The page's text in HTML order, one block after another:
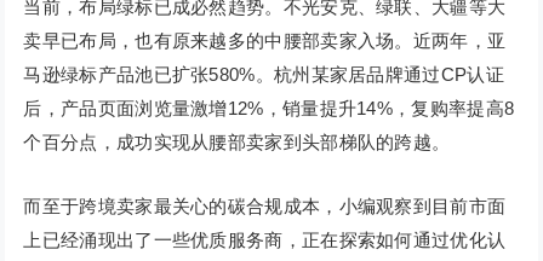
当前，布局绿标已成必然趋势。不光安克、绿联、大疆等大
卖早已布局，也有原来越多的中腰部卖家入场。近两年，亚
马逊绿标产品池已扩张580%。杭州某家居品牌通过CP认证
后，产品页面浏览量激增12%，销量提升14%，复购率提高8
个百分点，成功实现从腰部卖家到头部梯队的跨越。
而至于跨境卖家最关心的碳合规成本，小编观察到目前市面
上已经涌现出了一些优质服务商，正在探索如何通过优化认